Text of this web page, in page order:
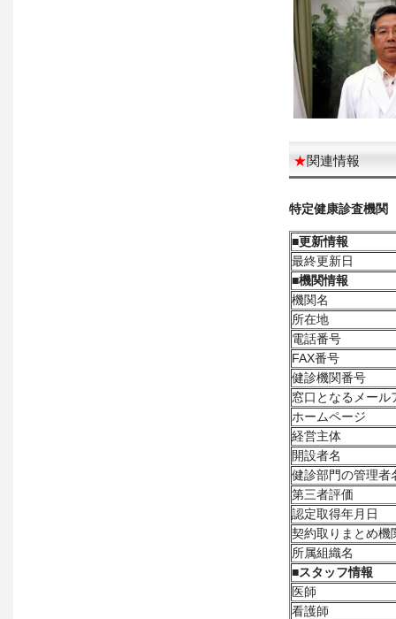
★関連情報
特定健康診査機関
■更新情報
最終更新日
■機関情報
機関名
所在地
電話番号
FAX番号
健診機関番号
窓口となるメール
ホームページ
経営主体
開設者名
健診部門の管理者
第三者評価
認定取得年月日
契約取りまとめ機
所属組織名
■スタッフ情報
医師
看護師